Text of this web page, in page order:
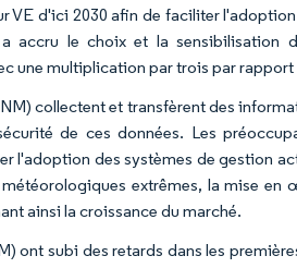
VE d'ici 2030 afin de faciliter
accru le choix et la sensibilisation
une multiplication par trois par
collectent et transfèrent des
de ces données. Les
l'adoption des systèmes de gestion
extrêmes, la mise
ainsi la croissance du marché.
ont subi des retards dans les